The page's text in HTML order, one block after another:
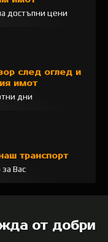
достъпни цени
след оглед и
имот
дни
транспорт
Вас
от добри